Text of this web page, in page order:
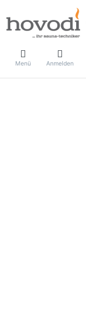
Menü Anmelden